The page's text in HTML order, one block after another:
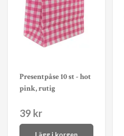
Presentpåse 10 st - hot
pink, rutig
39 kr
Lägg i korgen